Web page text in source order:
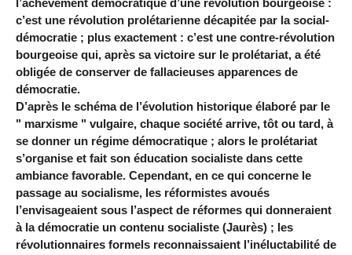
c’est une révolution prolétarienne décapitée par la social-
démocratie ; plus exactement : c’est une contre-révolution
bourgeoise qui, après sa victoire sur le prolétariat, a été
obligée de conserver de fallacieuses apparences de
démocratie.
D’après le schéma de l’évolution historique élaboré par le
" marxisme " vulgaire, chaque société arrive, tôt ou tard, à
se donner un régime démocratique ; alors le prolétariat
s’organise et fait son éducation socialiste dans cette
ambiance favorable. Cependant, en ce qui concerne le
passage au socialisme, les réformistes avoués
l’envisageaient sous l’aspect de réformes qui donneraient
à la démocratie un contenu socialiste (Jaurès) ; les
révolutionnaires formels reconnaissaient l’inéluctabilité de